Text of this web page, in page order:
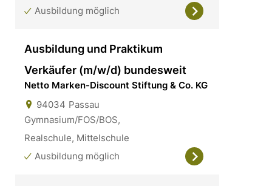
Ausbildung möglich
Ausbildung und Praktikum
Verkäufer (m/w/d) bundesweit
Netto Marken-Discount Stiftung & Co. KG
94034 Passau
Gymnasium/FOS/BOS,
Realschule, Mittelschule
Ausbildung möglich